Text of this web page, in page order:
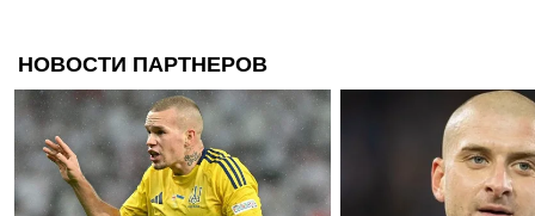
16.07.26 18:11
Сергей
нас в
12.07.26 12:31
Ротань: